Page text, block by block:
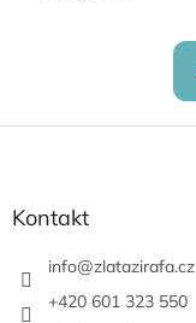
Z
Kontakt
info@zlatazirafa.cz
+420 601 323 550